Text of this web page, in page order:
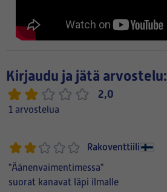
Kirjaudu ja jätä arvostelu:
2,0
1 arvostelua
Rakoventtiili
"Äänenvaimentimessa"
suorat kanavat läpi ilmalle